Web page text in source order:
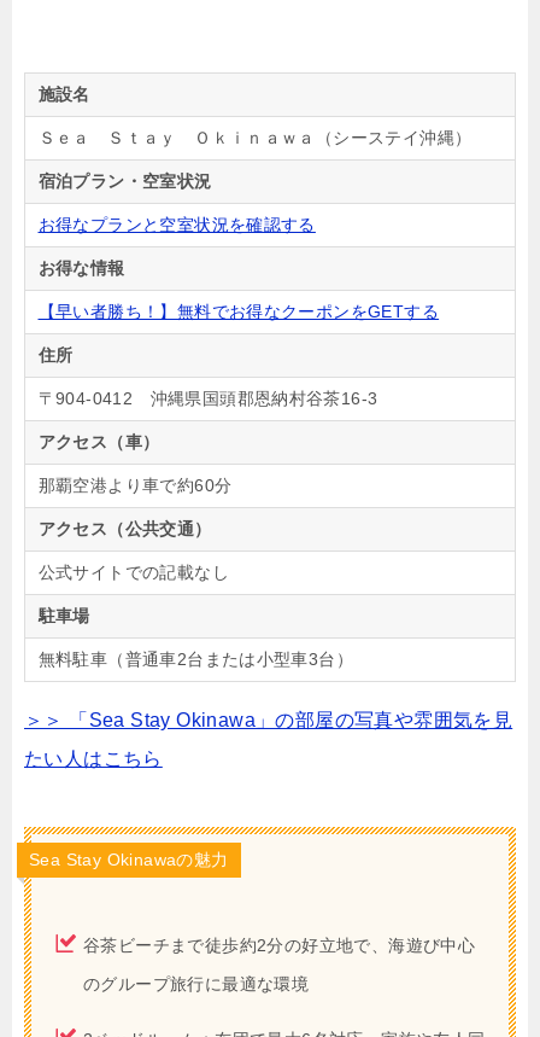
施設名
Ｓｅａ Ｓｔａｙ Ｏｋｉｎａｗａ（シーステイ沖縄）
宿泊プラン・空室状況
お得なプランと空室状況を確認する
お得な情報
【早い者勝ち！】無料でお得なクーポンをGETする
住所
〒904-0412 沖縄県国頭郡恩納村谷茶16-3
アクセス（車）
那覇空港より車で約60分
アクセス（公共交通）
公式サイトでの記載なし
駐車場
無料駐車（普通車2台または小型車3台）
＞＞ 「Sea Stay Okinawa」の部屋の写真や雰囲気を見
たい人はこちら
Sea Stay Okinawaの魅力
谷茶ビーチまで徒歩約2分の好立地で、海遊び中心
のグループ旅行に最適な環境